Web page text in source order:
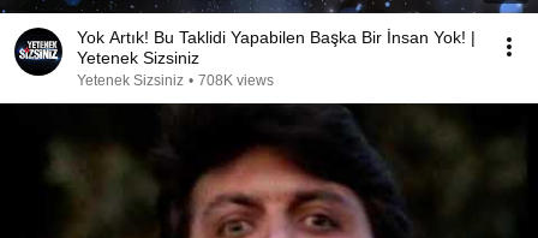
Yok Artık! Bu Taklidi Yapabilen Başka Bir İnsan Yok! |
Yetenek Sizsiniz
Yetenek Sizsiniz • 708K views